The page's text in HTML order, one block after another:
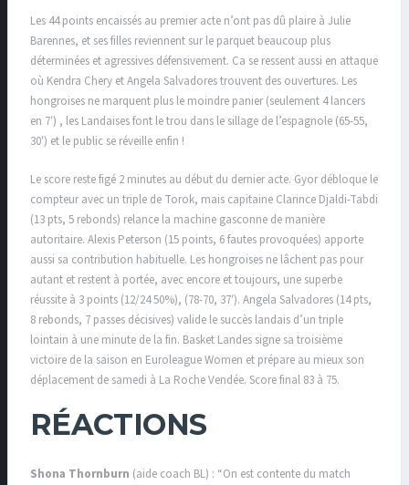
Les 44 points encaissés au premier acte n’ont pas dû plaire à Julie
Barennes, et ses filles reviennent sur le parquet beaucoup plus
déterminées et agressives défensivement. Ca se ressent aussi en attaque
où Kendra Chery et Angela Salvadores trouvent des ouvertures. Les
hongroises ne marquent plus le moindre panier (seulement 4 lancers
en 7′) , les Landaises font le trou dans le sillage de l’espagnole (65-55,
30′) et le public se réveille enfin !
Le score reste figé 2 minutes au début du dernier acte. Gyor débloque le
compteur avec un triple de Torok, mais capitaine Clarince Djaldi-Tabdi
(13 pts, 5 rebonds) relance la machine gasconne de manière
autoritaire. Alexis Peterson (15 points, 6 fautes provoquées) apporte
aussi sa contribution habituelle. Les hongroises ne lâchent pas pour
autant et restent à portée, avec encore et toujours, une superbe
réussite à 3 points (12/24 50%), (78-70, 37′). Angela Salvadores (14 pts,
8 rebonds, 7 passes décisives) valide le succès landais d’un triple
lointain à une minute de la fin. Basket Landes signe sa troisième
victoire de la saison en Euroleague Women et prépare au mieux son
déplacement de samedi à La Roche Vendée. Score final 83 à 75.
RÉACTIONS
Shona Thornburn (aide coach BL) : “On est contente du match